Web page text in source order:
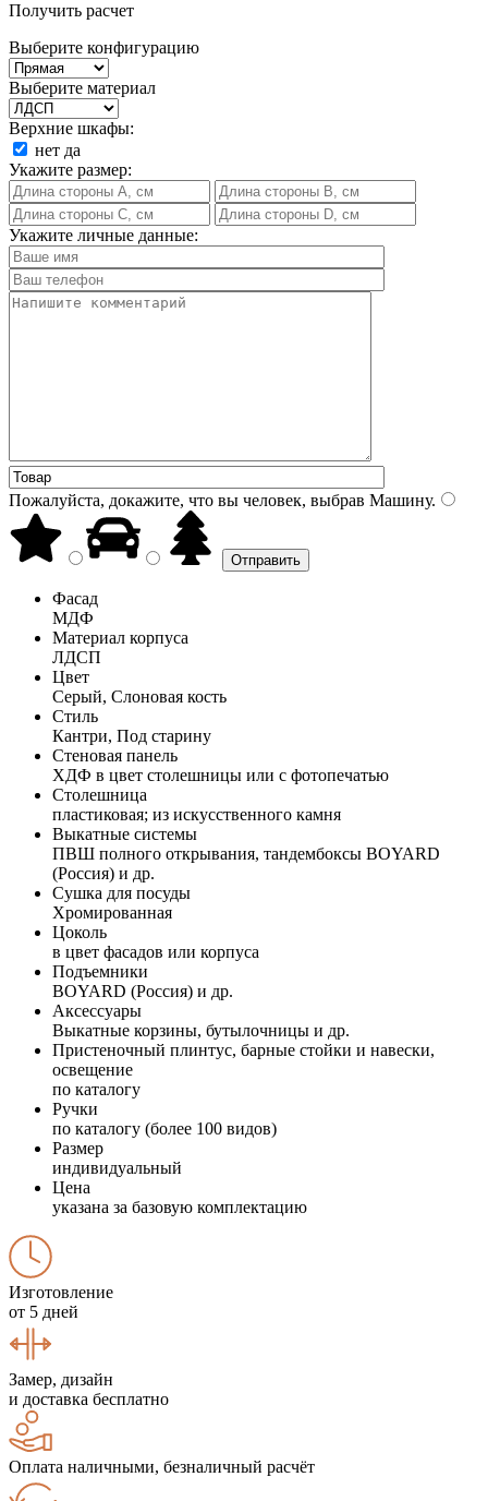
Получить расчет
Выберите конфигурацию
Выберите материал
Верхние шкафы:
нет да
Укажите размер:
Укажите личные данные:
Пожалуйста, докажите, что вы человек, выбрав Машину.
Фасад
МДФ
Материал корпуса
ЛДСП
Цвет
Серый, Слоновая кость
Стиль
Кантри, Под старину
Стеновая панель
ХДФ в цвет столешницы или с фотопечатью
Столешница
пластиковая; из искусственного камня
Выкатные системы
ПВШ полного открывания, тандембоксы BOYARD
(Россия) и др.
Сушка для посуды
Хромированная
Цоколь
в цвет фасадов или корпуса
Подъемники
BOYARD (Россия) и др.
Аксессуары
Выкатные корзины, бутылочницы и др.
Пристеночный плинтус, барные стойки и навески,
освещение
по каталогу
Ручки
по каталогу (более 100 видов)
Размер
индивидуальный
Цена
указана за базовую комплектацию
Изготовление
от 5 дней
Замер, дизайн
и доставка бесплатно
Оплата наличными, безналичный расчёт